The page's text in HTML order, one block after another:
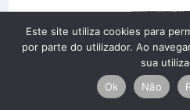
Este site utiliza cookies para
por parte do utilizador. Ao
sua
Ok
Não